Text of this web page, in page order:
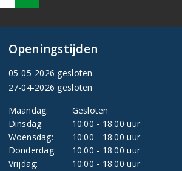
Openingstijden
05-05-2026 gesloten
27-04-2026 gesloten
Maandag:
Gesloten
Dinsdag:
10:00 - 18:00 uur
Woensdag:
10:00 - 18:00 uur
Donderdag:
10:00 - 18:00 uur
Vrijdag:
10:00 - 18:00 uur